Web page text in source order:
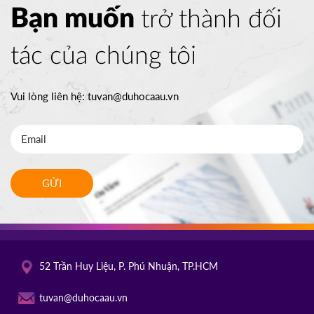
Bạn muốn trở thành đối
tác của chúng tôi
Vui lòng liên hệ:tuvan@duhocaau.vn
GỬI
52 Trần Huy Liệu, P. Phú Nhuận, TP.HCM
tuvan@duhocaau.vn